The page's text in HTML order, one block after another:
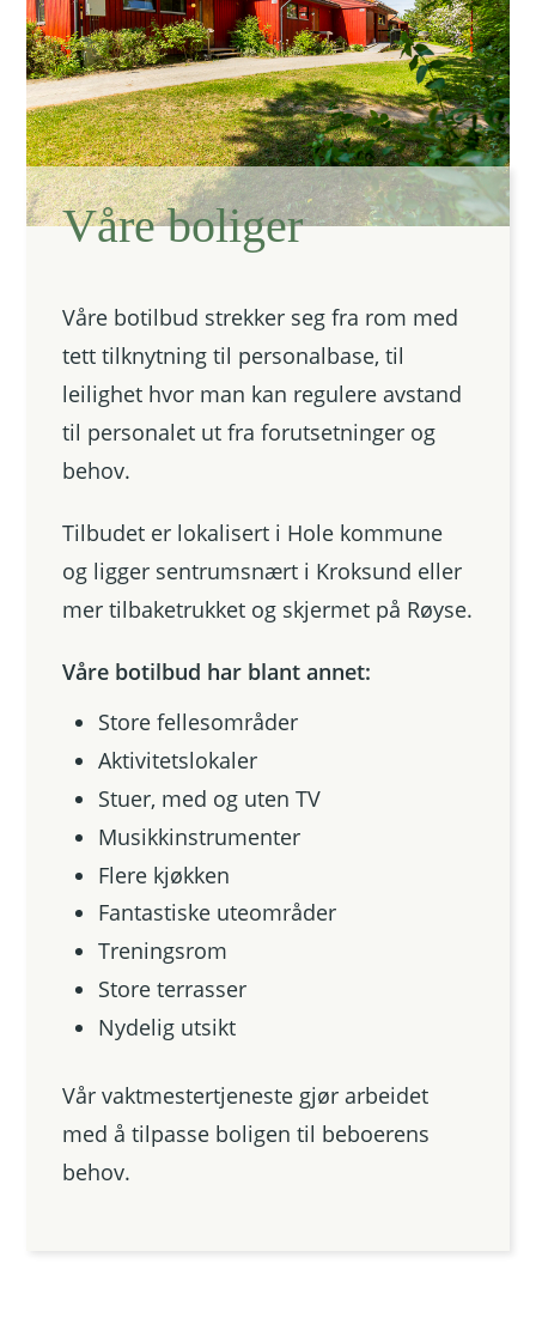
Våre boliger
Våre botilbud strekker seg fra rom med
tett tilknytning til personalbase, til
leilighet hvor man kan regulere avstand
til personalet ut fra forutsetninger og
behov.
Tilbudet er lokalisert i Hole kommune
og ligger sentrumsnært i Kroksund eller
mer tilbaketrukket og skjermet på Røyse.
Våre botilbud har blant annet:
Store fellesområder
Aktivitetslokaler
Stuer, med og uten TV
Musikkinstrumenter
Flere kjøkken
Fantastiske uteområder
Treningsrom
Store terrasser
Nydelig utsikt
Vår vaktmestertjeneste gjør arbeidet
med å tilpasse boligen til beboerens
behov.